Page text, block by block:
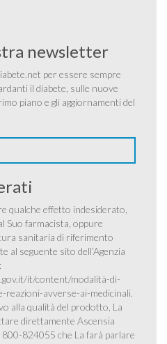
newsletter
per essere sempre
il diabete, sulle nuove
piano e gli aggiornamenti del
qualche effetto indesiderato,
Suo farmacista, oppure
sanitaria di riferimento
al seguente sito dell’Agenzia
it/content/modalità-di-
reazioni-avverse-ai-medicinali.
alla qualità del prodotto, La
direttamente Ascensia
824055 che La farà parlare